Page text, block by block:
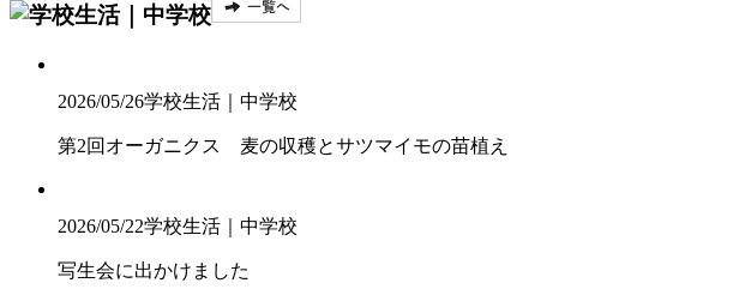
2026/05/26学校生活｜中学校
第2回オーガニクス 麦の収穫とサツマイモの苗植え
2026/05/22学校生活｜中学校
写生会に出かけました